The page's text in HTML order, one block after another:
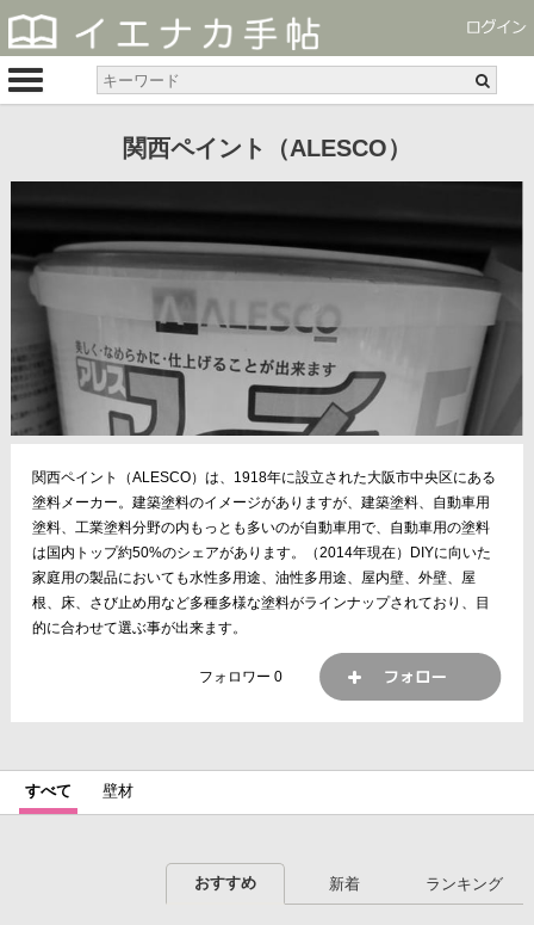
関西ペイント（ALESCO）
関西ペイント（ALESCO）は、1918年に設立された大阪市中央区にある
塗料メーカー。建築塗料のイメージがありますが、建築塗料、自動車用
塗料、工業塗料分野の内もっとも多いのが自動車用で、自動車用の塗料
は国内トップ約50%のシェアがあります。（2014年現在）DIYに向いた
家庭用の製品においても水性多用途、油性多用途、屋内壁、外壁、屋
根、床、さび止め用など多種多様な塗料がラインナップされており、目
的に合わせて選ぶ事が出来ます。
フォロワー0
すべて 壁材
おすすめ 新着 ランキング